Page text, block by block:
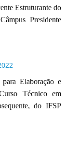
Estruturante do
Presidente
Elaboração e
Técnico em
do IFSP